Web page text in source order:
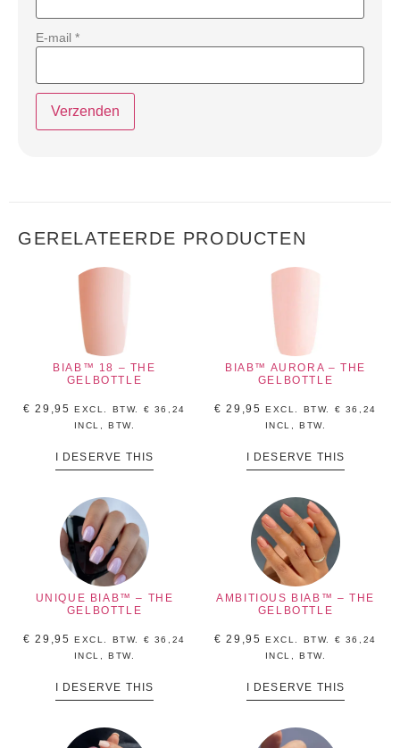
E-mail *
GERELATEERDE PRODUCTEN
BIAB™ 18 – THE
GELBOTTLE
€ 29,95 EXCL. BTW. € 36,24
INCL, BTW.
I DESERVE THIS
BIAB™ AURORA – THE
GELBOTTLE
€ 29,95 EXCL. BTW. € 36,24
INCL, BTW.
I DESERVE THIS
UNIQUE BIAB™ – THE
GELBOTTLE
€ 29,95 EXCL. BTW. € 36,24
INCL, BTW.
I DESERVE THIS
AMBITIOUS BIAB™ – THE
GELBOTTLE
€ 29,95 EXCL. BTW. € 36,24
INCL, BTW.
I DESERVE THIS